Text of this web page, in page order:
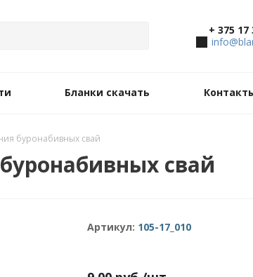
+ 375 17
Бланки скачать
буронабивных свай
свай
Артикул: 105-17_010